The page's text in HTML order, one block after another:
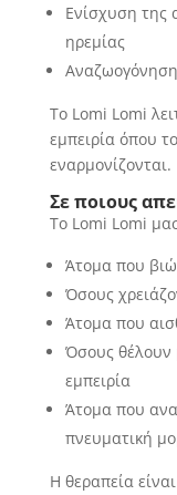
Ενίσχυση της
ηρεμίας
Το Lomi Lomi
εμπειρία όπου
εναρμονίζονται.
Σε ποιους
Το Lomi Lomi
Άτομα που
Όσους
Άτομα που
Όσους θέλουν
εμπειρία
Άτομα που
πνευματική
Η θεραπεία